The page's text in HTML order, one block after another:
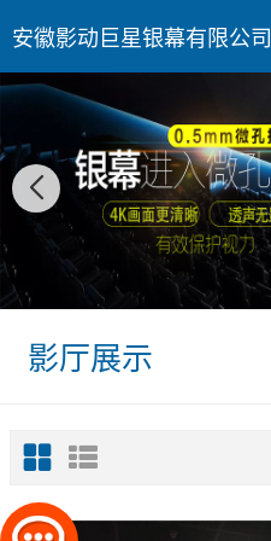
安徽影动巨星银幕有限公司
影厅展示